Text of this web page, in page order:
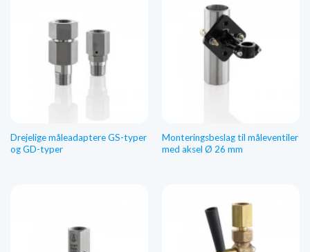
Drejelige måleadaptere GS-typer
og GD-typer
Monteringsbeslag til måleventiler
med aksel Ø 26 mm